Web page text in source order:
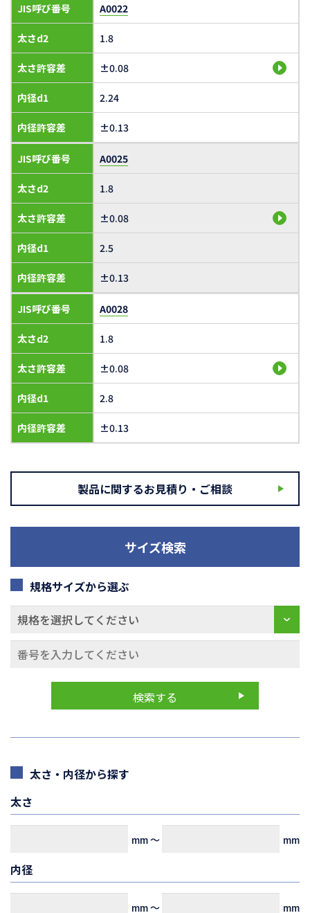
JIS呼び番号
太さd2
太さ許容差
内径d1
内径許容差
A0022
1.8
±0.08
2.24
±0.13
JIS呼び番号
太さd2
太さ許容差
内径d1
内径許容差
A0025
1.8
±0.08
2.5
±0.13
JIS呼び番号
太さd2
太さ許容差
内径d1
内径許容差
A0028
1.8
±0.08
2.8
±0.13
製品に関するお見積り・ご相談
サイズ検索
規格サイズから選ぶ
太さ・内径から探す
太さ
mm～ mm
内径
mm～ mm